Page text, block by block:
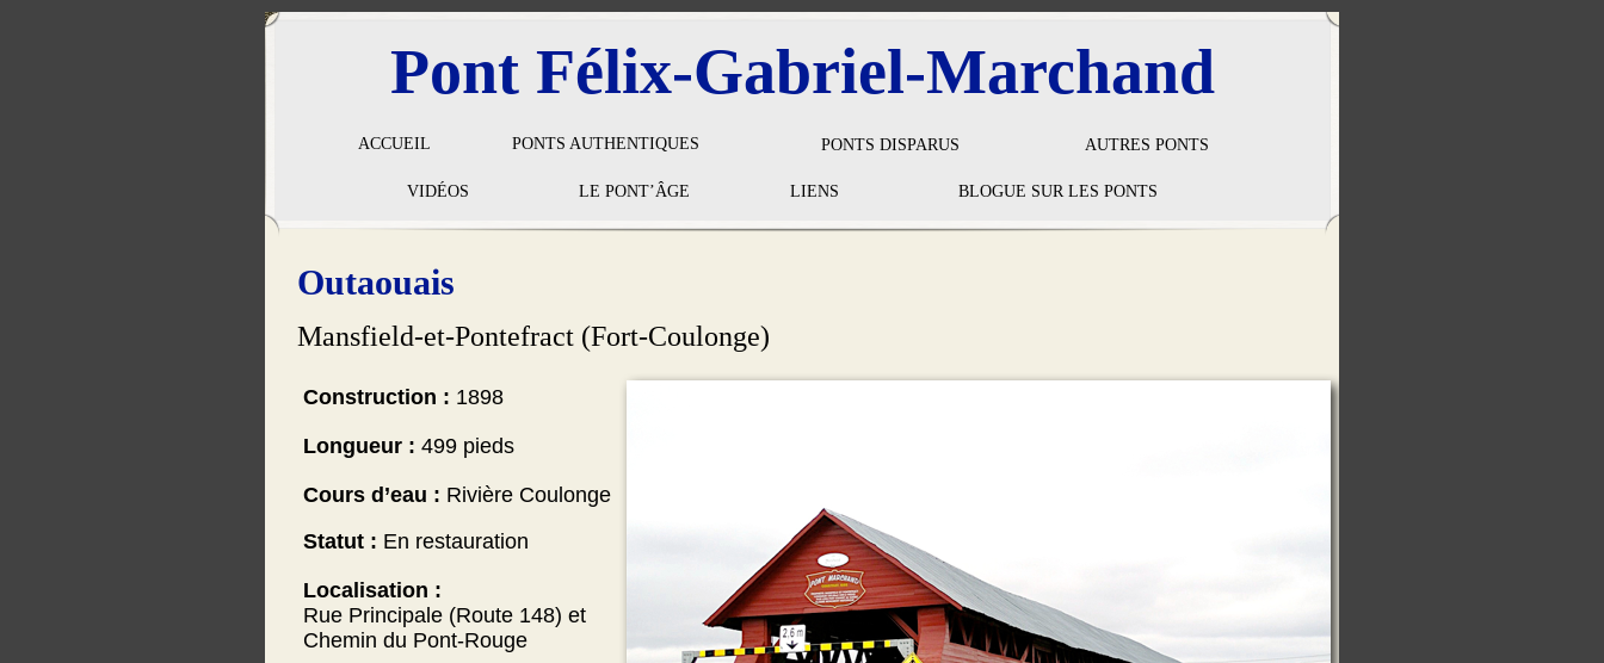
Pont Félix-Gabriel-Marchand
ACCUEIL PONTS AUTHENTIQUES PONTS DISPARUS AUTRES PONTS
BLOGUE SUR LES PONTS
LIENS
VIDÉOS LE PONT’ÂGE
Construction : 1898
Longueur : 499 pieds
Cours d’eau : Rivière Coulonge
Statut : En restauration
Localisation :
Rue Principale (Route 148) et
Chemin du Pont-Rouge
Outaouais
Mansfield-et-Pontefract (Fort-Coulonge)